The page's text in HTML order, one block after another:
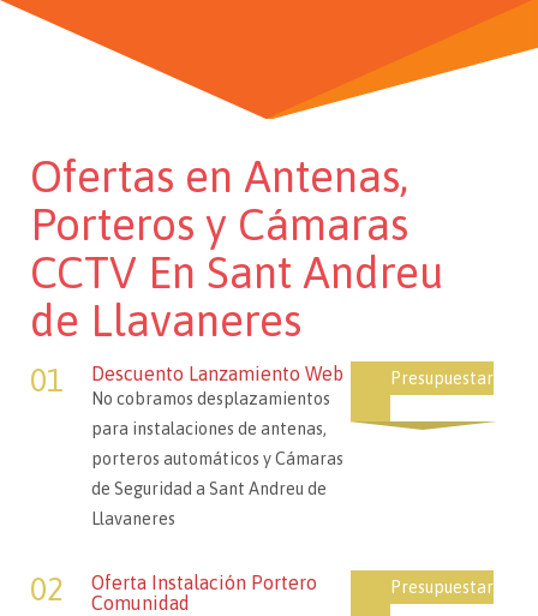
Ofertas en Antenas,
Porteros y Cámaras
CCTV En Sant Andreu
de Llavaneres
01 Descuento Lanzamiento Web
No cobramos desplazamientos
para instalaciones de antenas,
porteros automáticos y Cámaras
de Seguridad a Sant Andreu de
Llavaneres
Presupuestar
02
Oferta Instalación Portero
Comunidad
Presupuestar